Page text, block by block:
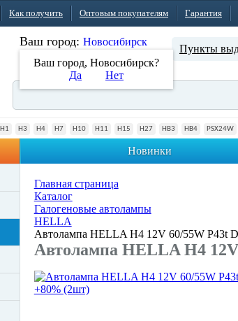
Как получить Оптовым покупателям Гарантия
Ваш город: Новосибирск
Ваш город, Новосибирск?
Да
Нет
Пункты
H1 H3 H4 H7 H10 H11 H15 H27 HB3 HB4 PSX24W
Новинки
Главная страница
Каталог
Галогеновые автолампы
HELLA
Автолампа HELLA H4 12V 60/55W P43t
Автолампа HELLA H4